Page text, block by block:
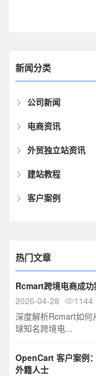
新闻分类
公司新闻
电商资讯
外贸独立站资讯
建站教程
客户案例
热门文章
Rcmart跨境电商成
2026-04-28
1144
深度解析Rcmart如何
球知名跨境电...
OpenCart 客户案例
外籍人士